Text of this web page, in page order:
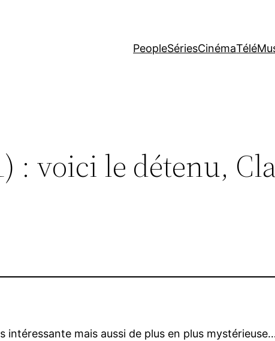
PeopleSériesCinémaTélé
: voici le détenu,
intéressante mais aussi de plus en plus